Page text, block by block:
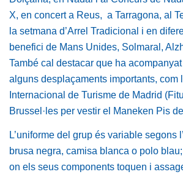
X, en concert a Reus, a Tarragona, al
la setmana d’Arrel Tradicional i en
benefici de Mans Unides, Solmaral,
També cal destacar que ha
alguns desplaçaments importants, com
Internacional de Turisme de Madrid
Brussel·les per vestir el Maneken Pis
L’uniforme del grup és variable segons
brusa negra, camisa blanca o polo
on els seus components toquen i